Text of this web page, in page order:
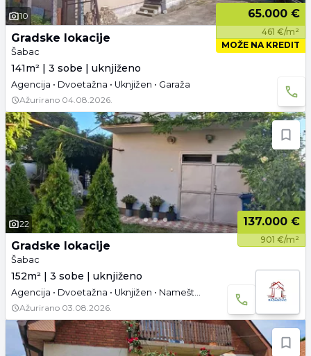
10 65.000 €
461 €/m²
MOŽE NA KREDIT
Gradske lokacije
Šabac
141m² | 3 sobe | uknjiženo
Agencija • Dvoetažna • Uknjižen • Garaža
Ažurirano 04.08.2026.
22 137.000 €
901 €/m²
Gradske lokacije
Šabac
152m² | 3 sobe | uknjiženo
Agencija • Dvoetažna • Uknjižen • Namešteno
Ažurirano 03.08.2026.